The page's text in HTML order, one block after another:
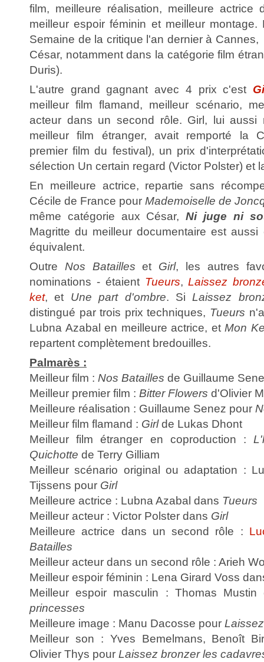
film, meilleure réalisation, meilleure actrice
meilleur espoir féminin et meilleur
Semaine de la critique l'an dernier à
César, notamment dans la catégorie film
Duris).
L'autre grand gagnant avec 4 prix c'est
meilleur film flamand, meilleur scénario,
acteur dans un second rôle. Girl, lui aussi
meilleur film étranger, avait remporté la
premier film du festival), un prix
sélection Un certain regard (Victor Polster) et
En meilleure actrice, repartie sans
Cécile de France pour Mademoiselle de
même catégorie aux César,Ni juge ni
Magritte du meilleur documentaire est
équivalent.
Outre Nos Batailles et Girl, les autres
nominations - étaient Tueurs,Laissez
ket, et Une part d'ombre. SiLaissez
distingué par trois prix techniques, Tueurs
Lubna Azabal en meilleure actrice, etMon
repartent complètement bredouilles.
Palmarès :
Meilleur film : Nos Batailles de Guillaume
Meilleur premier film : Bitter Flowers d'Olivier
Meilleure réalisation : Guillaume Senez pour
Meilleur film flamand : Girlde Lukas Dhont
Meilleur film étranger en coproduction :
Quichotte de Terry Gilliam
Meilleur scénario original ou adaptation :
Tijssens pour Girl
Meilleure actrice : Lubna Azabal dans Tueurs
Meilleur acteur : Victor Polster dans Girl
Meilleure actrice dans un second rôle :
Batailles
Meilleur acteur dans un second rôle : Arieh
Meilleur espoir féminin : Lena Girard Voss
Meilleur espoir masculin : Thomas
princesses
Meilleure image : Manu Dacosse pour
Meilleur son : Yves Bemelmans, Benoît
Olivier Thys pour Laissez bronzer les